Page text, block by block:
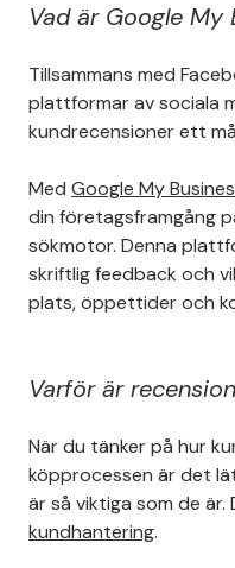
Vad är Google My
Tillsammans med
plattformar av sociala
kundrecensioner ett
Med Google My
din företagsframgång
sökmotor. Denna
skriftlig feedback och
plats, öppettider och
Varför är
När du tänker på hur
köpprocessen är det
är så viktiga som de
kundhantering.